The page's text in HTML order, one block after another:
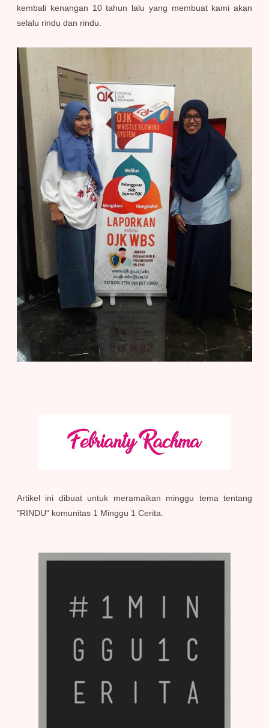
kembali kenangan 10 tahun lalu yang membuat kami akan
selalu rindu dan rindu.
Artikel ini dibuat untuk meramaikan minggu tema tentang
"RINDU" komunitas 1 Minggu 1 Cerita.